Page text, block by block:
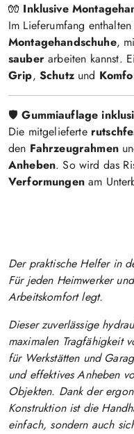
🧤 Inklusive
Im Lieferumfang
Montagehandschuhe,
sauber arbeiten kannst.
Grip, Schutz und
🛡️ Gummiauflage
Die mitgelieferte
den Fahrzeugrahmen
Anheben. So wird das
Verformungen am
Der praktische Helfer in
Für jeden Heimwerker
Arbeitskomfort legt.
Dieser zuverlässige
maximalen Tragfähigkeit
für Werkstätten und
und effektives Anheben
Objekten. Dank der
Konstruktion ist die
einfach, sondern auch